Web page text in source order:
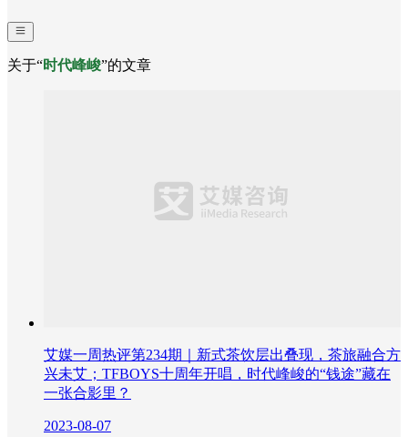
关于“时代峰峻”的文章
艾媒一周热评第234期｜新式茶饮层出叠现，茶旅融合方
兴未艾；TFBOYS十周年开唱，时代峰峻的“钱途”藏在
一张合影里？
2023-08-07